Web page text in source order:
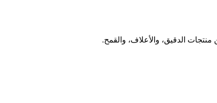
الدقيق، والأعلاف، والقمح.